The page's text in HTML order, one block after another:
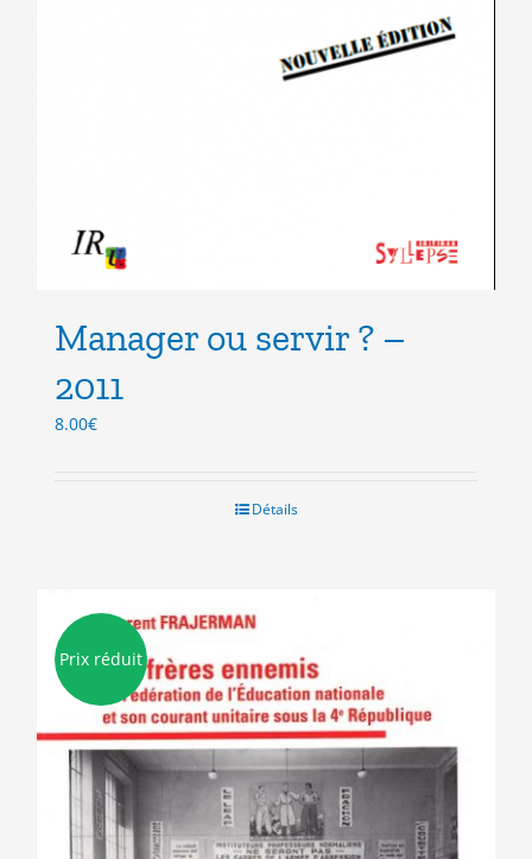
Manager ou servir ? –
2011
8.00€
Détails
Prix réduit